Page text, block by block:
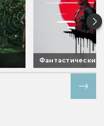
Фантастические